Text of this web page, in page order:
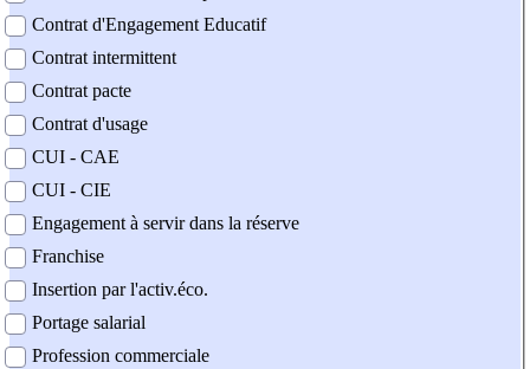
Contrat d'Engagement Educatif
Contrat intermittent
Contrat pacte
Contrat d'usage
CUI - CAE
CUI - CIE
Engagement à servir dans la réserve
Franchise
Insertion par l'activ.éco.
Portage salarial
Profession commerciale